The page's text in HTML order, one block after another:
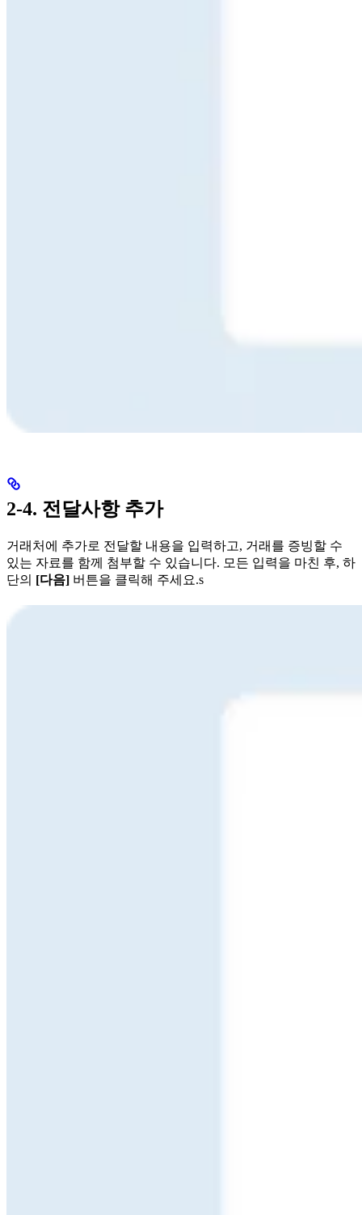
2-4. 전달사항 추가
거래처에 추가로 전달할 내용을 입력하고, 거래를 증빙할 수
있는 자료를 함께 첨부할 수 있습니다. 모든 입력을 마친 후, 하
단의 [다음] 버튼을 클릭해 주세요.s